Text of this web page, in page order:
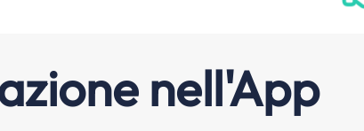
nell'App